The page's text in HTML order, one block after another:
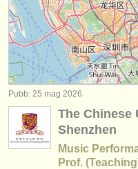
concorsi/premi
strumenti in vendita
strumenti rubati
elenchi:
orchestre e teatri
conservatori
corsi: clarinetto classico
degree courses:
degree courses:
concorso clarinetto
clarinetto in vendita (14)
clarinetto smarrito (81)
Pubb: 25 mag 2026
The Chinese
Shenzhen
Music
Prof.